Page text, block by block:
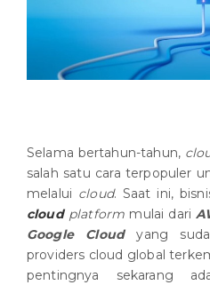
Selama bertahun-tahun,
salah satu cara terpopuler
melalui cloud. Saat ini,
cloud platform mulai dari
Google Cloudyang
providers cloud global
pentingnya sekarang